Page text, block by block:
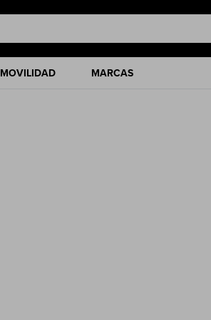
MOVILIDAD MARCAS